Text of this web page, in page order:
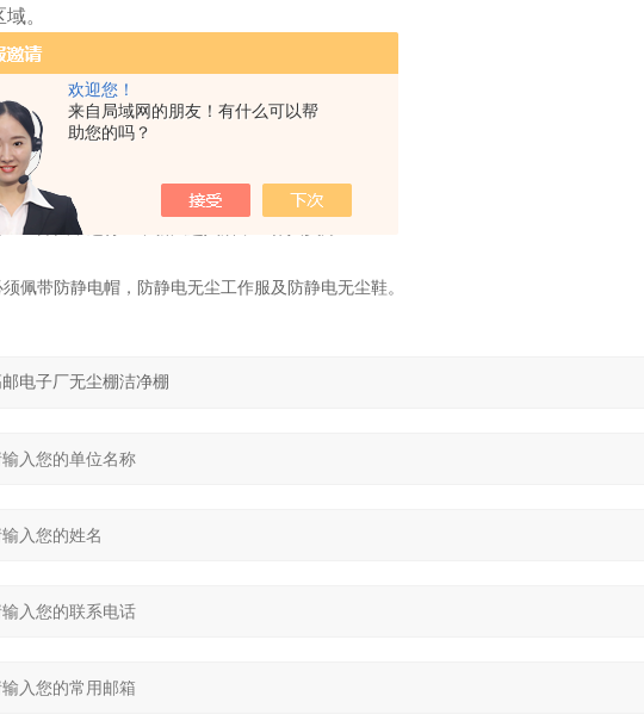
欢迎您！
来自局域网的朋友！有什么可以帮
助您的吗？
。
作区风速处于理想状态。
使用方便。
，无尘洁净棚内部，防静电帘，以保持清洁。
重新检测洁净棚层流送风单元达到技术要求后
滤器周期一般为一年半。
尘洁净棚，确保无尘洁净棚净化级别。
FFU
开关，运行正常新风进入后，工作人员方
佩带防静电帽，防静电无尘工作服及防静电无尘鞋。